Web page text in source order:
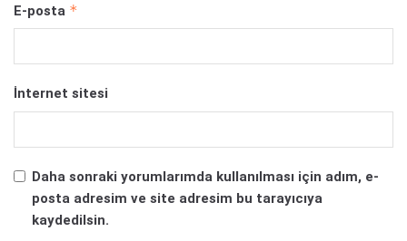
E-posta *
İnternet sitesi
Daha sonraki yorumlarımda kullanılması için adım, e-
posta adresim ve site adresim bu tarayıcıya
kaydedilsin.